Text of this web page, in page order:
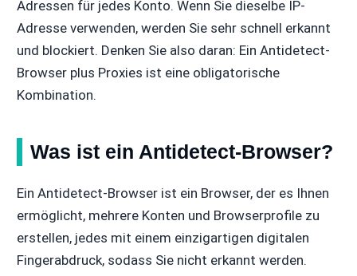
Adressen für jedes Konto. Wenn Sie dieselbe IP-
Adresse verwenden, werden Sie sehr schnell erkannt
und blockiert. Denken Sie also daran: Ein Antidetect-
Browser plus Proxies ist eine obligatorische
Kombination.
Was ist ein Antidetect-Browser?
Ein Antidetect-Browser ist ein Browser, der es Ihnen
ermöglicht, mehrere Konten und Browserprofile zu
erstellen, jedes mit einem einzigartigen digitalen
Fingerabdruck, sodass Sie nicht erkannt werden.